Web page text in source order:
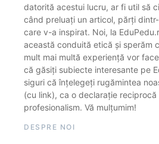
datorită acestui lucru, ar fi util să
când preluați un articol, părți
care v-a inspirat. Noi, la
această conduită etică și sperăm
mult mai multă experiență vor
că găsiți subiecte interesante pe
siguri că înțelegeți rugămintea
(cu link), ca o declarație
profesionalism. Vă mulțumim!
DESPRE NOI